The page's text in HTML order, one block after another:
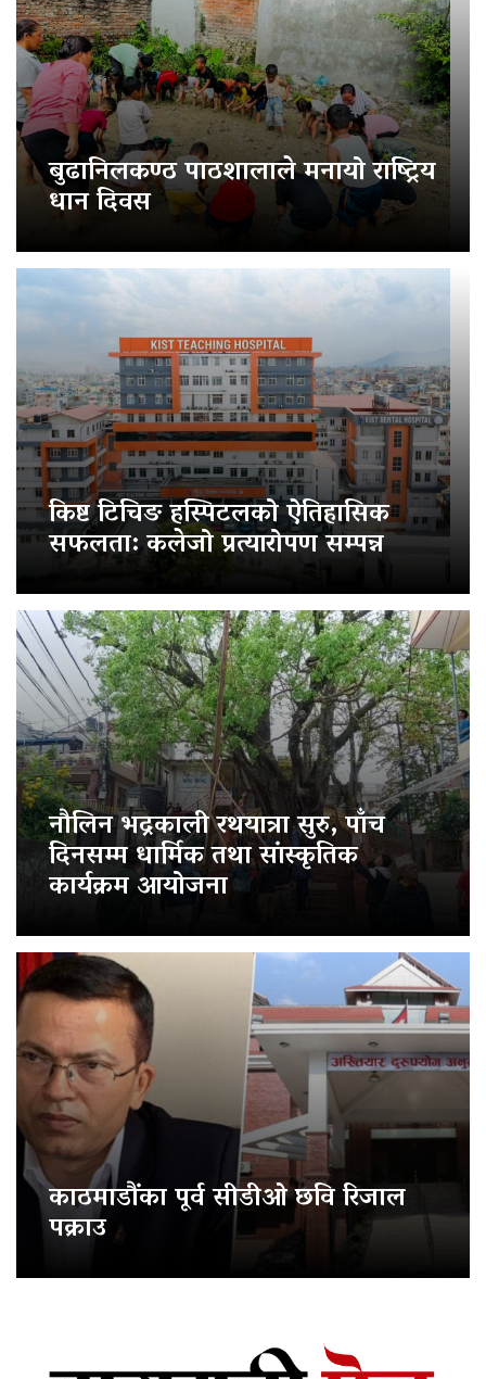
बुढानिलकण्ठ पाठशालाले मनायो राष्ट्रिय
धान दिवस
किष्ट टिचिङ हस्पिटलको ऐतिहासिक
सफलता: कलेजो प्रत्यारोपण सम्पन्न
नौलिन भद्रकाली रथयात्रा सुरु, पाँच
दिनसम्म धार्मिक तथा सांस्कृतिक
कार्यक्रम आयोजना
काठमाडौंका पूर्व सीडीओ छवि रिजाल
पक्राउ